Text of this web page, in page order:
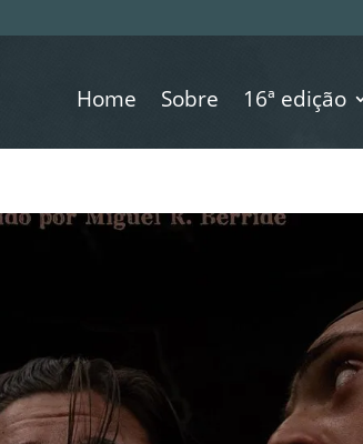
Home Sobre 16ª edição